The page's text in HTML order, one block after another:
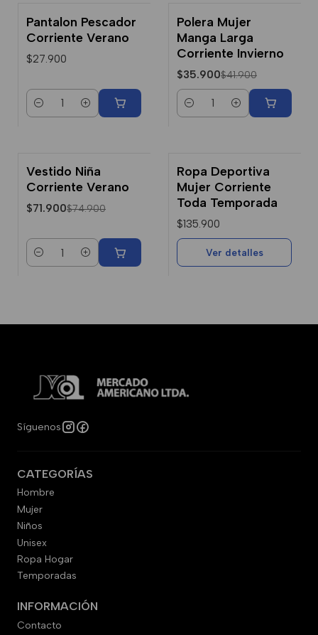
Pantalon Pescador
Corriente Verano
$27.900
Cantidad
-14% Dcto.
Polera Mujer
Manga Larga
Corriente Invierno
$35.900$41.900
Cantidad
-4% Dcto.
Vestido Niña
Corriente Verano
$71.900$74.900
Cantidad
No disponible
Ropa Deportiva
Mujer Corriente
Toda Temporada
$135.900
Ver detalles
Síguenos
CATEGORÍAS
Hombre
Mujer
Niños
Unisex
Ropa Hogar
Temporadas
INFORMACIÓN
Contacto